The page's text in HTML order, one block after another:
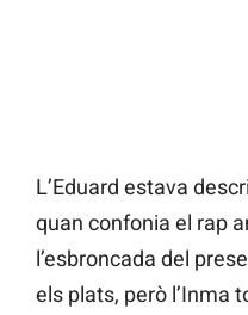
L’Eduard estava
quan confonia el rap
l’esbroncada del
els plats, però l’Inma